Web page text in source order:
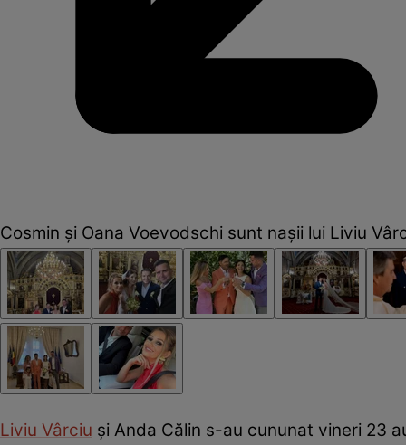
Cosmin și Oana Voevodschi sunt nașii lui Liviu
Liviu Vârciu și Anda Călin s-au cununat vineri 23